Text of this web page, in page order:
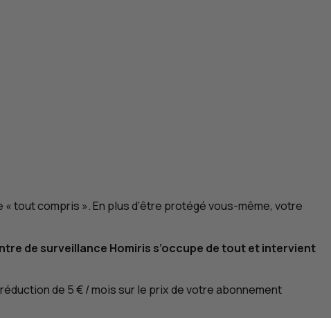
tout compris ». En plus d’être protégé vous-même, votre
de surveillance Homiris s’occupe de tout et intervient
de 5 € / mois sur le prix de votre abonnement